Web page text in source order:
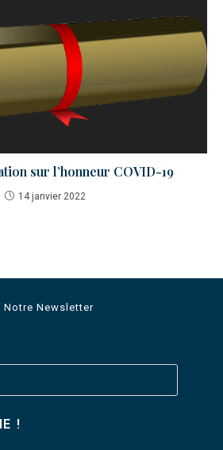
sur l’honneur COVID-19
14 janvier 2022
Notre Newsletter